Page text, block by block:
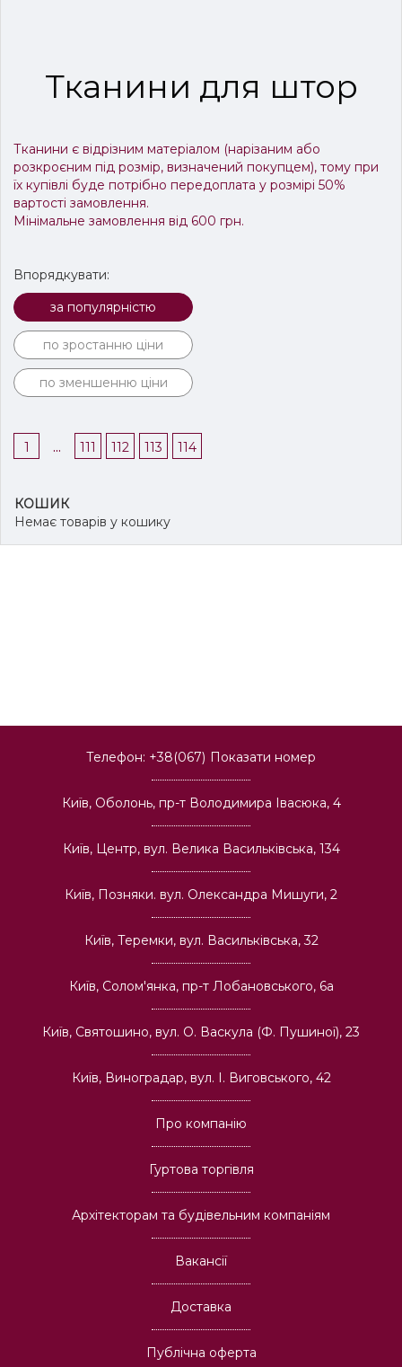
Тканини для штор
Тканини є відрізним матеріалом (нарізаним або
розкроєним під розмір, визначений покупцем), тому при
їх купівлі буде потрібно передоплата у розмірі 50%
вартості замовлення.
Мінімальне замовлення від 600 грн.
Впорядкувати:
за популярністю
по зростанню ціни
по зменшенню ціни
1 ... 111 112 113 114
КОШИК
Немає товарів у кошику
Телефон: +38(067) Показати номер
Київ, Оболонь, пр-т Володимира Івасюка, 4
Київ, Центр, вул. Велика Васильківська, 134
Київ, Позняки. вул. Олександра Мишуги, 2
Київ, Теремки, вул. Васильківська, 32
Київ, Солом'янка, пр-т Лобановського, 6а
Київ, Святошино, вул. О. Васкула (Ф. Пушиної), 23
Київ, Виноградар, вул. І. Виговського, 42
Про компанію
Гуртова торгівля
Архітекторам та будівельним компаніям
Вакансії
Доставка
Публічна оферта